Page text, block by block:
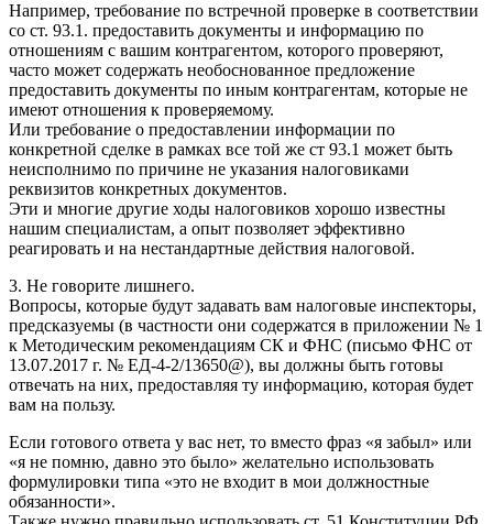
Например, требование по встречной проверке в соответствии
со ст. 93.1. предоставить документы и информацию по
отношениям с вашим контрагентом, которого проверяют,
часто может содержать необоснованное предложение
предоставить документы по иным контрагентам, которые не
имеют отношения к проверяемому.
Или требование о предоставлении информации по
конкретной сделке в рамках все той же ст 93.1 может быть
неисполнимо по причине не указания налоговиками
реквизитов конкретных документов.
Эти и многие другие ходы налоговиков хорошо известны
нашим специалистам, а опыт позволяет эффективно
реагировать и на нестандартные действия налоговой.
3. Не говорите лишнего.
Вопросы, которые будут задавать вам налоговые инспекторы,
предсказуемы (в частности они содержатся в приложении № 1
к Методическим рекомендациям СК и ФНС (письмо ФНС от
13.07.2017 г. № ЕД-4-2/13650@), вы должны быть готовы
отвечать на них, предоставляя ту информацию, которая будет
вам на пользу.
Если готового ответа у вас нет, то вместо фраз «я забыл» или
«я не помню, давно это было» желательно использовать
формулировки типа «это не входит в мои должностные
обязанности».